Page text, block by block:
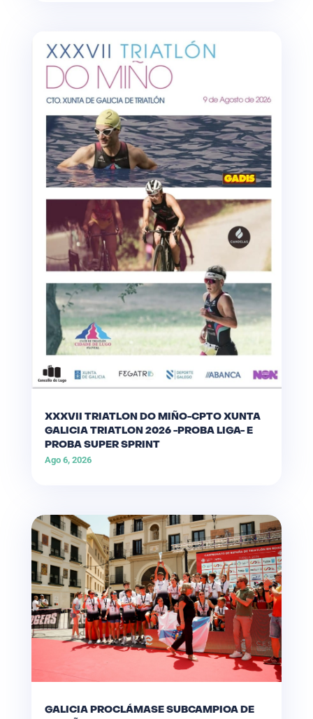
XXXVII TRIATLON DO MIÑO-CPTO XUNTA
GALICIA TRIATLON 2026 -PROBA LIGA- E
PROBA SUPER SPRINT
Ago 6, 2026
GALICIA PROCLÁMASE SUBCAMPIOA DE